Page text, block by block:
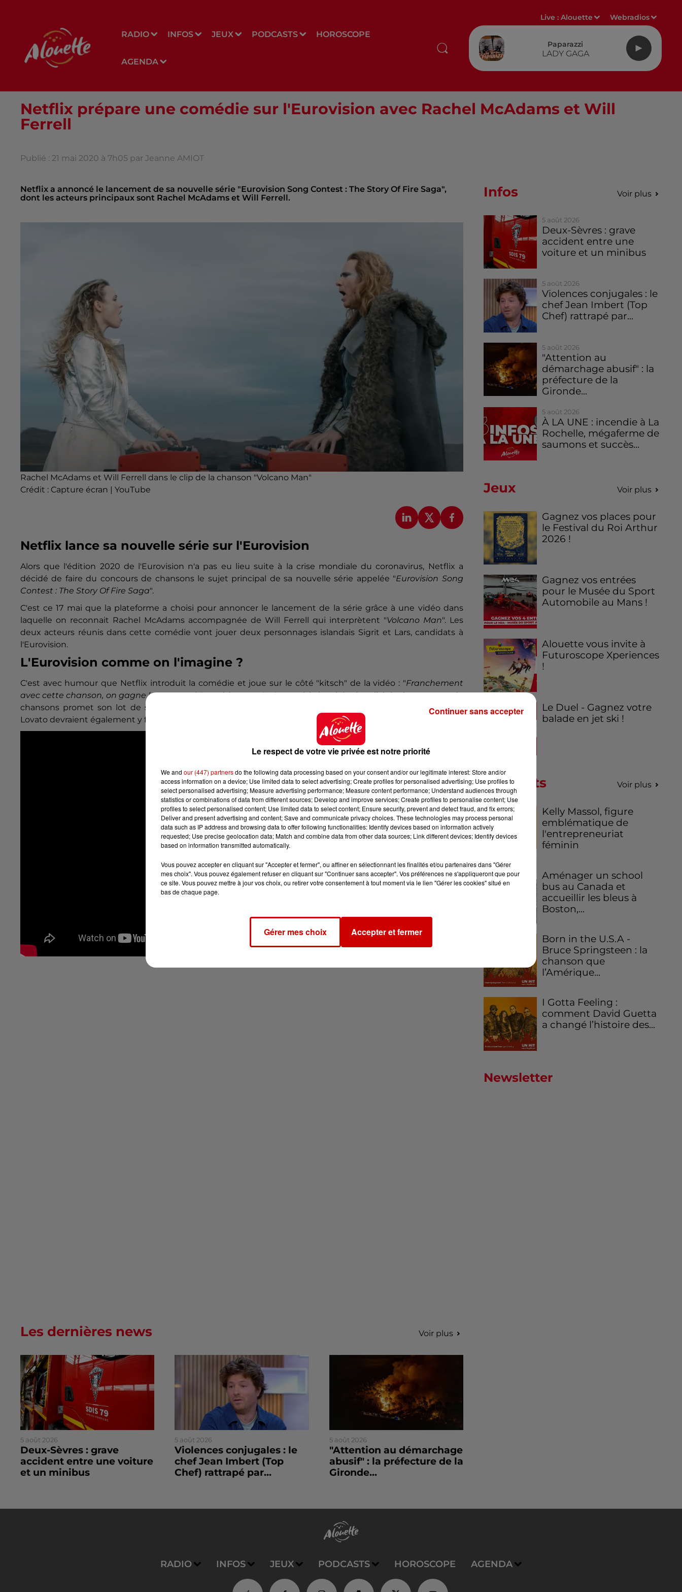
RADIO INFOS JEUX PODCASTS HOROSCOPE
AGENDA
Live :Alouette Webradios
Paparazzi
LADY GAGA
Netflix prépare une comédie sur l'Eurovision avec Rachel McAdams et Will
Ferrell
Publié : 21 mai 2020 à 7h05 par Jeanne AMIOT
Netflix a annoncé le lancement de sa nouvelle série "Eurovision Song Contest : The Story Of Fire Saga",
dont les acteurs principaux sont Rachel McAdams et Will Ferrell.
Rachel McAdams et Will Ferrell dans le clip de la chanson "Volcano Man"
Crédit : Capture écran | YouTube
Netflix lance sa nouvelle série sur l'Eurovision
Alors que l'édition 2020 de l'Eurovision n'a pas eu lieu suite à la crise mondiale du coronavirus, Netflix a
décidé de faire du concours de chansons le sujet principal de sa nouvelle série appelée "Eurovision Song
Contest : The Story Of Fire Saga".
C'est ce 17 mai que la plateforme a choisi pour annoncer le lancement de la série grâce à une vidéo dans
laquelle on reconnait Rachel McAdams accompagnée de Will Ferrell qui interprètent "Volcano Man". Les
deux acteurs réunis dans cette comédie vont jouer deux personnages islandais Sigrit et Lars, candidats à
l'Eurovision.
L'Eurovision comme on l'imagine ?
C'est avec humour que Netflix introduit la comédie et joue sur le côté "kitsch" de la vidéo : "Franchement
avec cette chanson, on gagne largement l'Eurovision non ?".Cette série inspirée des clichés du concours de
chansons promet son lot de surprises puisque d'autres acteurs comme Pierce Brosnan ou encore Demi
Lovato devraient également y faire leur apparition. Pour le découvrir, il faudra attendre le 26 juin prochain.
Infos Voir plus
5 août 2026
Deux-Sèvres : grave
accident entre une
voiture et un minibus
5 août 2026
Violences conjugales : le
chef Jean Imbert (Top
Chef) rattrapé par...
5 août 2026
"Attention au
démarchage abusif" : la
préfecture de la
Gironde...
5 août 2026
À LA UNE : incendie à La
Rochelle, mégaferme de
saumons et succès...
Jeux Voir plus
Gagnez vos places pour
le Festival du Roi Arthur
2026 !
Gagnez vos entrées
pour le Musée du Sport
Automobile au Mans !
Alouette vous invite à
Futuroscope Xperiences
!
Le Duel - Gagnez votre
balade en jet ski !
Podcasts Voir plus
Kelly Massol, figure
emblématique de
l'entrepreneuriat
féminin
Aménager un school
bus au Canada et
accueillir les bleus à
Boston,...
Born in the U.S.A -
Bruce Springsteen : la
chanson que
l’Amérique...
I Gotta Feeling :
comment David Guetta
a changé l’histoire des...
Newsletter
Les dernières news Voir plus
5 août 2026
Deux-Sèvres : grave
accident entre une voiture
et un minibus
5 août 2026
Violences conjugales : le
chef Jean Imbert (Top
Chef) rattrapé par...
5 août 2026
"Attention au démarchage
abusif" : la préfecture de la
Gironde...
RADIO INFOS JEUX PODCASTS HOROSCOPE AGENDA
Le respect de votre vie privée est notre priorité
We and our (447) partnersdo the following data processing based on your consent and/or our legitimate interest: Store and/or
access information on a device; Use limited data to select advertising; Create profiles for personalised advertising; Use profiles to
select personalised advertising; Measure advertising performance; Measure content performance; Understand audiences through
statistics or combinations of data from different sources; Develop and improve services; Create profiles to personalise content; Use
profiles to select personalised content; Use limited data to select content; Ensure security, prevent and detect fraud, and fix errors;
Deliver and present advertising and content; Save and communicate privacy choices. These technologies may process personal
data such as IP address and browsing data to offer following functionalities: Identify devices based on information actively
requested; Use precise geolocation data; Match and combine data from other data sources; Link different devices; Identify devices
based on information transmitted automatically.
Vous pouvez accepter en cliquant sur "Accepter et fermer", ou affiner en sélectionnant les finalités et/ou partenaires dans "Gérer
mes choix". Vous pouvez également refuser en cliquant sur "Continuer sans accepter". Vos préférences ne s'appliqueront que pour
ce site. Vous pouvez mettre à jour vos choix, ou retirer votre consentement à tout moment via le lien "Gérer les cookies" situé en
bas de chaque page.
Gérer mes choix Accepter et fermer
Continuer sans accepter